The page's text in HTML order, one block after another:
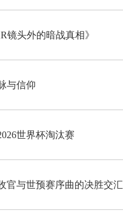
镜头外的暗战真相》
与信仰
世界杯淘汰赛
官与世预赛序曲的决胜交汇